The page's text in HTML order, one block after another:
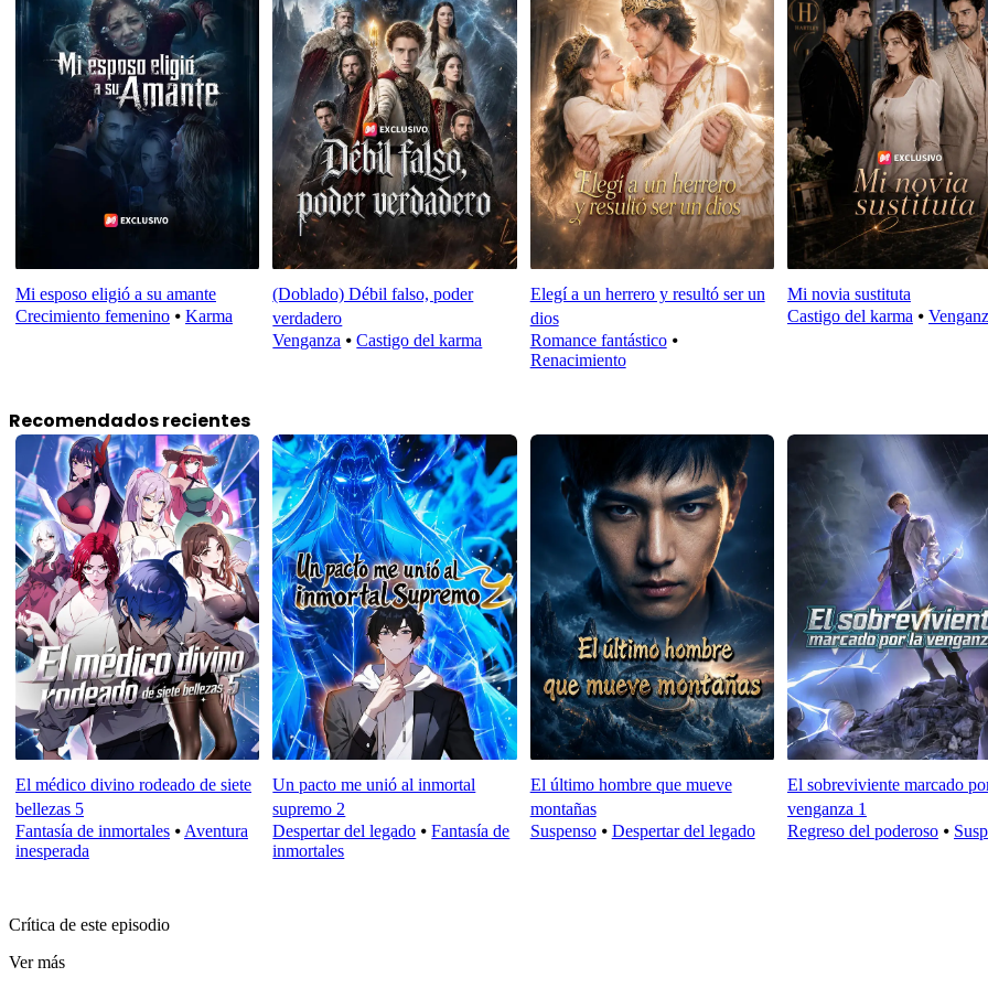
Mi esposo eligió a su amante
Crecimiento femenino ⦁ Karma
(Doblado) Débil falso, poder
verdadero
Venganza ⦁Castigo del karma
Elegí a un herrero y resultó ser un
dios
Romance fantástico⦁
Renacimiento
Mi novia sustituta
Castigo del karma ⦁
Recomendados recientes
El médico divino rodeado de siete
bellezas 5
Fantasía de inmortales ⦁ Aventura
inesperada
Un pacto me unió al inmortal
supremo 2
Despertar del legado ⦁Fantasía de
inmortales
El último hombre que mueve
montañas
Suspenso⦁ Despertar del legado
El sobreviviente marcado
venganza 1
Regreso del poderoso⦁
Crítica de este episodio
Ver más